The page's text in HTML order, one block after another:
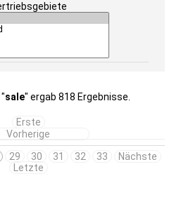
sale" ergab 818 Ergebnisse.
Erste
Vorherige
29 30 31 32 33
Nächste
Letzte